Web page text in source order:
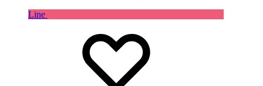
Line